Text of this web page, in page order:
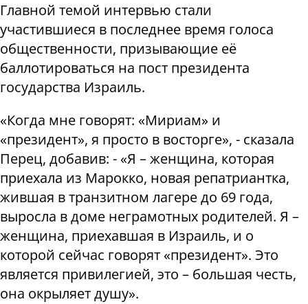
Главной темой интервью стали
участившиеся в последнее время голоса
общественности, призывающие её
баллотироваться на пост президента
государства Израиль.
«Когда мне говорят: «Мириам» и
«президент», я просто в восторге», - сказала
Перец, добавив: - «Я – женщина, которая
приехала из Марокко, новая репатриантка,
жившая в транзитном лагере до 69 года,
выросла в доме неграмотных родителей. Я –
женщина, приехавшая в Израиль, и о
которой сейчас говорят «президент». Это
является привилегией, это – большая честь,
она окрыляет душу».